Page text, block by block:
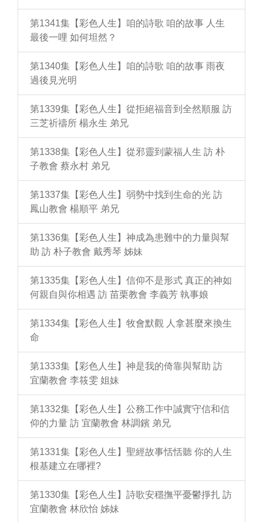
第1341集【彩色人生】咱的詩歌 咱的故事 人生
最後一哩 如何坦然？
第1340集【彩色人生】咱的詩歌 咱的故事 雨夜
過後見光明
第1339集【彩色人生】從拒絕福音到全然順服 訪
三芝祈禱所 楊永生 弟兄
第1338集【彩色人生】從邪靈到蒙福人生 訪 朴
子教會 蔡永村 弟兄
第1337集【彩色人生】弱勢中找到生命的光 訪
鳳山教會 楊順平 弟兄
第1336集【彩色人生】神成為患難中的力量與幫
助 訪 朴子教會 戴秀琴 姊妹
第1335集【彩色人生】信仰不是形式 真正的神如
何親自與你相遇 訪 苗栗教會 李義芳 執事娘
第1334集【彩色人生】牧會默觀 人拿甚麼來換生
命
第1333集【彩色人生】神是我的倚靠與幫助 訪
宜蘭教會 李筱雯 姐妹
第1332集【彩色人生】公務工作中誠實守信和信
仰的力量 訪 宜蘭教會 林調鑌 弟兄
第1331集【彩色人生】聖經故事恬恬聽 你的人生
根基建立在哪裡?
第1330集【彩色人生】詩歌安穩撫平憂鬱掙扎 訪
宜蘭教會 林欣怡 姊妹